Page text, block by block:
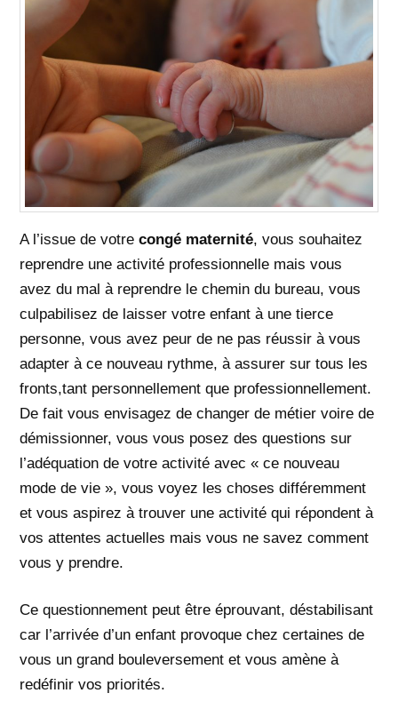
A l’issue de votrecongé maternité, vous souhaitez
reprendre une activité professionnelle mais vous
avez du mal à reprendre le chemin du bureau, vous
culpabilisez de laisser votre enfant à une tierce
personne, vous avez peur de ne pas réussir à vous
adapter à ce nouveau rythme, à assurer sur tous les
fronts,tant personnellement que professionnellement.
De fait vous envisagez de changer de métier voire de
démissionner, vous vous posez des questions sur
l’adéquation de votre activité avec « ce nouveau
mode de vie », vous voyez les choses différemment
et vous aspirez à trouver une activité qui répondent à
vos attentes actuelles mais vous ne savez comment
vous y prendre.
Ce questionnement peut être éprouvant, déstabilisant
car l’arrivée d’un enfant provoque chez certaines de
vous un grand bouleversement et vous amène à
redéfinir vos priorités.